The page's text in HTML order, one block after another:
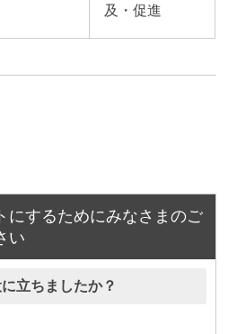
及・促進
にするためにみなさまのご
い
立ちましたか？